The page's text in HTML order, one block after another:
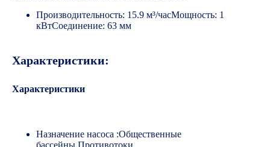
Производительность: 15.9 м³/часМощность: 1
кВтСоединение: 63 мм
Характеристики:
Характеристики
Назначение насоса :Общественные
бассейны,Противотоки